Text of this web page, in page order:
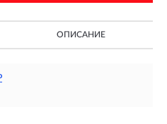
ОПИСАНИЕ